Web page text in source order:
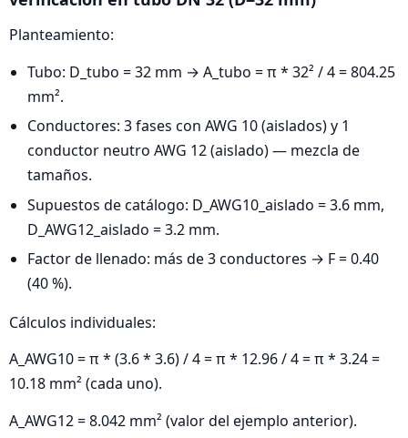
Planteamiento:
Tubo: D_tubo = 32 mm → A_tubo = π * 32² / 4 = 804.25
mm².
Conductores: 3 fases con AWG 10 (aislados) y 1
conductor neutro AWG 12 (aislado) — mezcla de
tamaños.
Supuestos de catálogo: D_AWG10_aislado = 3.6 mm,
D_AWG12_aislado = 3.2 mm.
Factor de llenado: más de 3 conductores → F = 0.40
(40 %).
Cálculos individuales:
A_AWG10 = π * (3.6 * 3.6) / 4 = π * 12.96 / 4 = π * 3.24 =
10.18 mm² (cada uno).
A_AWG12 = 8.042 mm² (valor del ejemplo anterior).